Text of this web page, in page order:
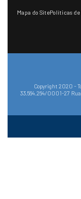
Mapa do SitePolíticas
Copyright 2020 -
33.564.264/0001-27